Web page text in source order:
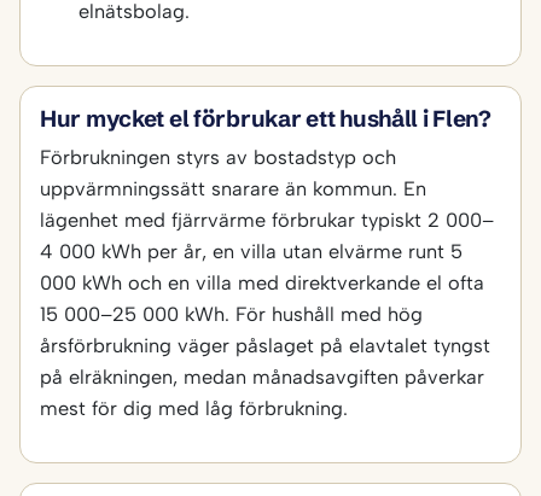
elnätsbolag.
Hur mycket el förbrukar ett hushåll i Flen?
Förbrukningen styrs av bostadstyp och
uppvärmningssätt snarare än kommun. En
lägenhet med fjärrvärme förbrukar typiskt 2 000–
4 000 kWh per år, en villa utan elvärme runt 5
000 kWh och en villa med direktverkande el ofta
15 000–25 000 kWh. För hushåll med hög
årsförbrukning väger påslaget på elavtalet tyngst
på elräkningen, medan månadsavgiften påverkar
mest för dig med låg förbrukning.